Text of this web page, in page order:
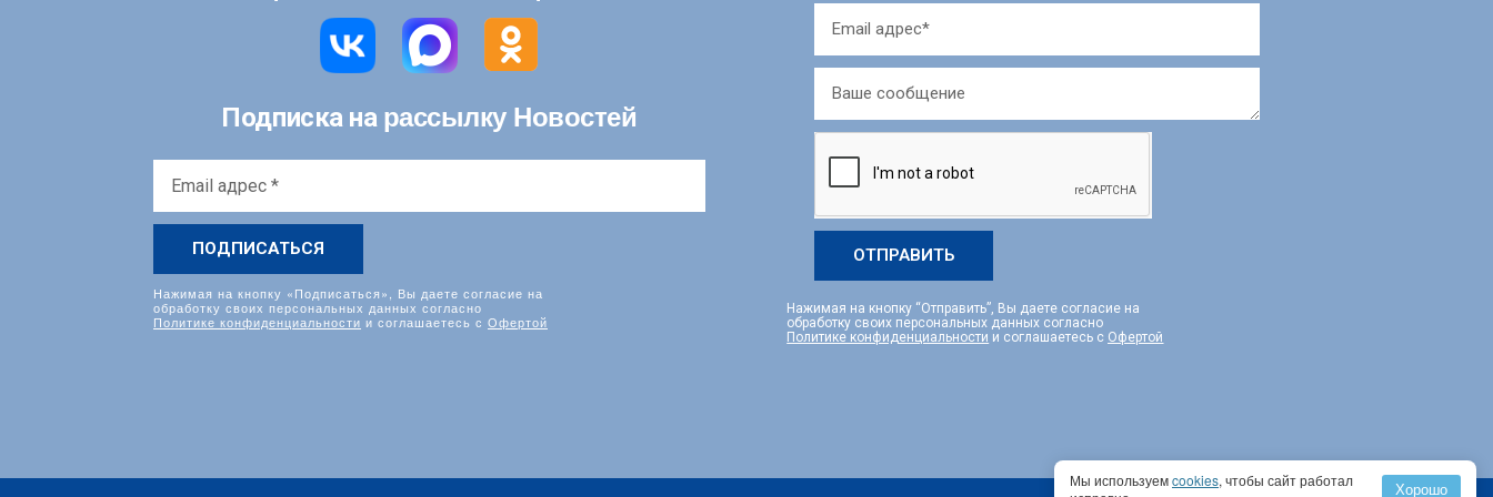
Подписка на рассылку Новостей
адрес
*
Нажимая на кнопку «Подписаться», Вы даете согласие на
обработку своих персональных данных согласно
Политике конфиденциальности и соглашаетесь с Офертой
ОТПРАВИТЬ
Нажимая на кнопку “Отправить”, Вы даете согласие на
обработку своих персональных данных согласно
Политике конфиденциальности и соглашаетесь с Офертой
Мы используемcookies, чтобы сайт работал
Хорошо